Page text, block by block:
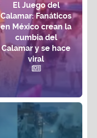
El Juego del
Calamar: Fanáticos
en México crean la
cumbia del
Calamar y se hace
viral